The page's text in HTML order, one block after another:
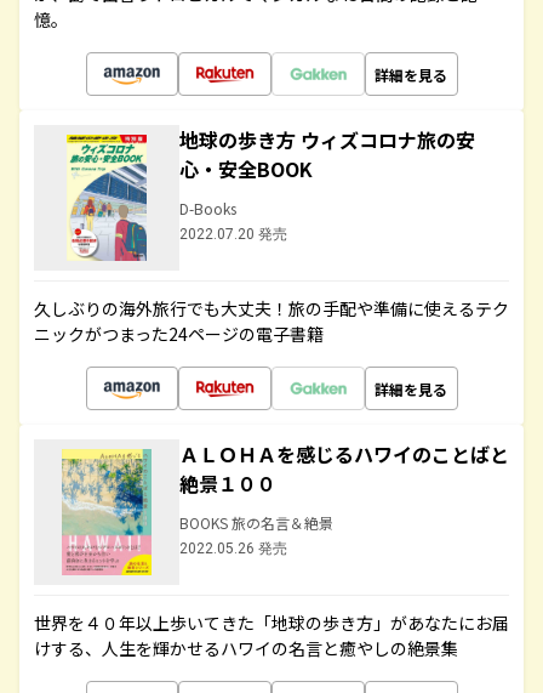
憶。
詳細を見る
地球の歩き方 ウィズコロナ旅の安
心・安全BOOK
D-Books
2022.07.20 発売
久しぶりの海外旅行でも大丈夫！旅の手配や準備に使えるテク
ニックがつまった24ページの電子書籍
詳細を見る
ＡＬＯＨＡを感じるハワイのことばと
絶景１００
BOOKS 旅の名言＆絶景
2022.05.26 発売
世界を４０年以上歩いてきた「地球の歩き方」があなたにお届
けする、人生を輝かせるハワイの名言と癒やしの絶景集